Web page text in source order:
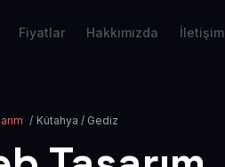
Fiyatlar Hakkımızda İletişim
/ Kütahya / Gediz